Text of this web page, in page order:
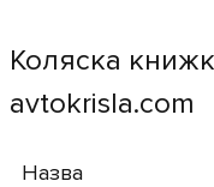
Коляска
avtokrisla.com
Назва